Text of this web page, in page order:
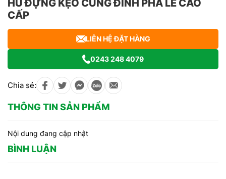
HŨ ĐỰNG KẸO CUNG ĐÌNH PHA LÊ CAO
CẤP
LIÊN HỆ ĐẶT HÀNG
0243 248 4079
Chia sẻ:
THÔNG TIN SẢN PHẨM
Nội dung đang cập nhật
BÌNH LUẬN